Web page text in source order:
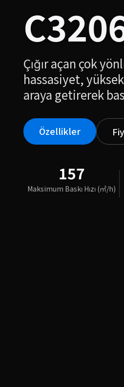
Çığır açan çok
hassasiyet,
araya getirerek
Özellikler
157
Maksimum Baskı Hızı (㎡/h)